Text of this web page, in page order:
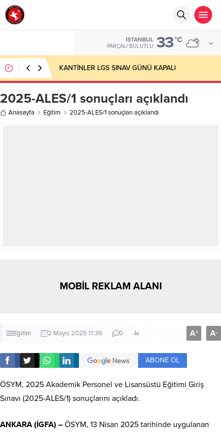
İSTANBUL
PARÇALI BULUTLU 33°C
KANTİNLER LGS SINAV GÜNÜ KAPALI
2025-ALES/1 sonuçları açıklandı
Anasayfa Eğitim 2025-ALES/1 sonuçları açıklandı
MOBİL REKLAM ALANI
Eğitim 2 Mayıs 2025 11:39 0 A+ A-
ABONE OL
ÖSYM, 2025 Akademik Personel ve Lisansüstü Eğitimi Giriş
Sınavı (2025-ALES/1) sonuçlarını açıkladı.
ANKARA (İGFA) – ÖSYM, 13 Nisan 2025 tarihinde uygulanan